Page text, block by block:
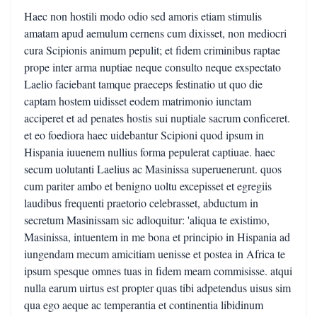
Haec non hostili modo odio sed amoris etiam stimulis
amatam apud aemulum cernens cum dixisset, non mediocri
cura Scipionis animum pepulit; et fidem criminibus raptae
prope inter arma nuptiae neque consulto neque exspectato
Laelio faciebant tamque praeceps festinatio ut quo die
captam hostem uidisset eodem matrimonio iunctam
acciperet et ad penates hostis sui nuptiale sacrum conficeret.
et eo foediora haec uidebantur Scipioni quod ipsum in
Hispania iuuenem nullius forma pepulerat captiuae. haec
secum uolutanti Laelius ac Masinissa superuenerunt. quos
cum pariter ambo et benigno uoltu excepisset et egregiis
laudibus frequenti praetorio celebrasset, abductum in
secretum Masinissam sic adloquitur: 'aliqua te existimo,
Masinissa, intuentem in me bona et principio in Hispania ad
iungendam mecum amicitiam uenisse et postea in Africa te
ipsum spesque omnes tuas in fidem meam commisisse. atqui
nulla earum uirtus est propter quas tibi adpetendus uisus sim
qua ego aeque ac temperantia et continentia libidinum